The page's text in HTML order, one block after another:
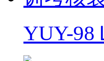
YUY-98